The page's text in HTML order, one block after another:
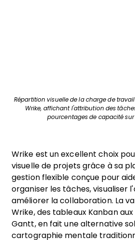
Répartition visuelle de la charge de
Wrike, affichant l'attribution des
pourcentages de capacité sur
Wrike est un excellent choix
visuelle de projets grâce à sa
gestion flexible conçue pour
organiser les tâches, visualiser
améliorer la collaboration. La
Wrike, des tableaux Kanban
Gantt, en fait une alternative
cartographie mentale